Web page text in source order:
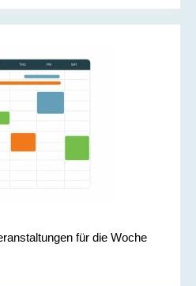
für die Woche